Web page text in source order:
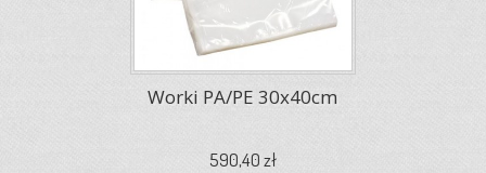
Worki PA/PE 30x40cm
590,40 zł